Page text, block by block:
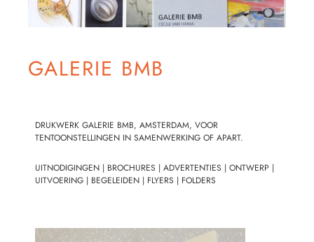
GALERIE BMB
DRUKWERK GALERIE BMB, AMSTERDAM, VOOR
TENTOONSTELLINGEN IN SAMENWERKING OF APART.
UITNODIGINGEN | BROCHURES | ADVERTENTIES | ONTWERP |
UITVOERING | BEGELEIDEN | FLYERS | FOLDERS